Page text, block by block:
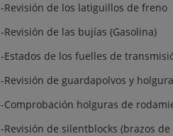
-Revisión de los latiguillos de freno
-Revisión de las bujías (Gasolina)
-Estados de los fuelles de
-Revisión de guardapolvos y
-Comprobación holguras de
-Revisión de silentblocks (brazos